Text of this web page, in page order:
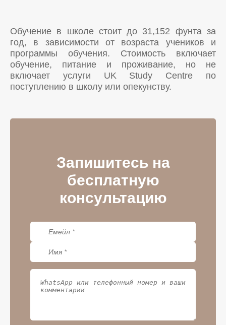
Обучение в школе стоит до 31,152 фунта за
год, в зависимости от возраста учеников и
программы обучения. Стоимость включает
обучение, питание и проживание, но не
включает услуги UK Study Centre по
поступлению в школу или опекунству.
Запишитесь на
бесплатную
консультацию